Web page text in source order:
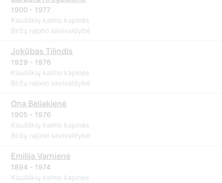
1900 - 1977
Kiauliškių kaimo kapinės
Biržų rajono savivaldybė
Jokūbas Tilindis
1929 - 1976
Kiauliškių kaimo kapinės
Biržų rajono savivaldybė
Ona Bėliakienė
1905 - 1976
Kiauliškių kaimo kapinės
Biržų rajono savivaldybė
Emilija Varnienė
1894 - 1974
Kiauliškių kaimo kapinės